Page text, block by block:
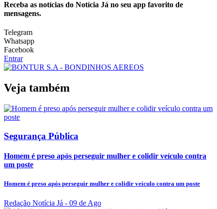
Receba as notícias do Notícia Já no seu app favorito de
mensagens.
Telegram
Whatsapp
Facebook
Entrar
Veja também
Segurança Pública
Homem é preso após perseguir mulher e colidir veículo contra
um poste
Homem é preso após perseguir mulher e colidir veículo contra um poste
Redação Notícia Já - 09 de Ago